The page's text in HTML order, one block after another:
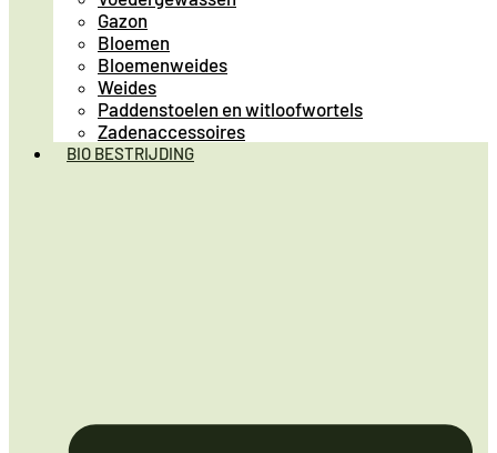
Gazon
Bloemen
Bloemenweides
Weides
Paddenstoelen en witloofwortels
Zadenaccessoires
BIO BESTRIJDING